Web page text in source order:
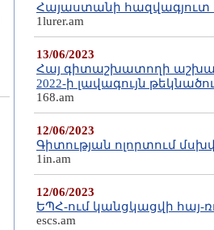
Հայաստանի
1lurer.am
13/06/2023
Հայ գիտաշխատողի
2022-ի լավագույն
168.am
12/06/2023
Գիտության ոլորտում
1in.am
12/06/2023
ԵՊՀ-ում կանցկացվի
escs.am